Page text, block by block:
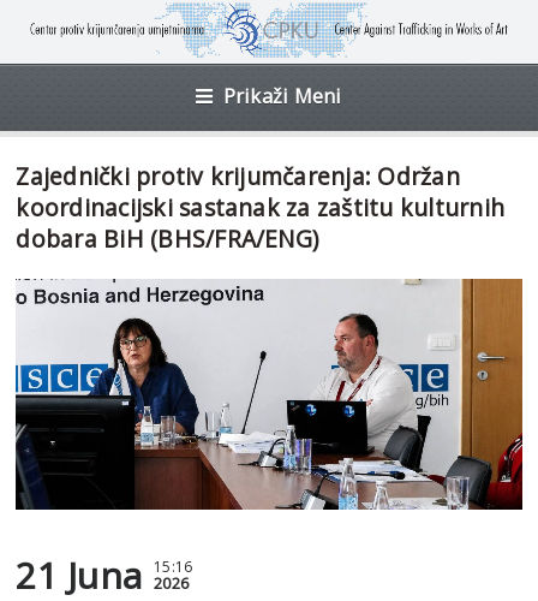
Prikaži Meni
Zajednički protiv krijumčarenja: Održan
koordinacijski sastanak za zaštitu kulturnih
dobara BiH (BHS/FRA/ENG)
21 Juna 15:16
2026